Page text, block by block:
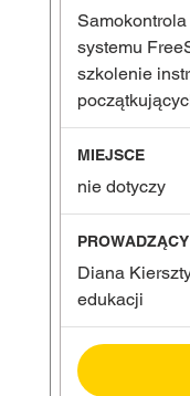
systemu
szkolenie
nie dotyczy
Diana
edukacji